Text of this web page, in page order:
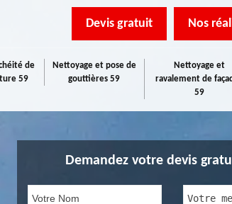
Devis gratuit Nos
de
59
Nettoyage et pose de
gouttières 59
Nettoyage et
ravalement de
59
Demandez votre devis